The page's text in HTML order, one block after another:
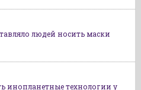
людей носить маски
инопланетные технологии у